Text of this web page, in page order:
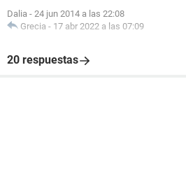
Dalia - 24 jun 2014 a las 22:08
Grecia - 17 abr 2022 a las 07:09
20 respuestas